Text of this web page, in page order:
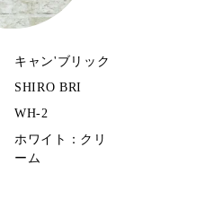
キャン'ブリック
SHIRO BRI
WH-2
ホワイト：クリ
ーム